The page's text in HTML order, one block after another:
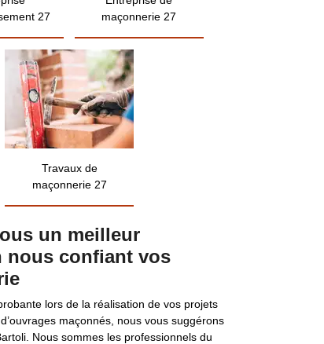
27
maçonnerie 27
Travaux de
maçonnerie 27
un meilleur
nous confiant vos
lors de la réalisation de vos projets
maçonnés, nous vous suggérons
Nous sommes les professionnels du